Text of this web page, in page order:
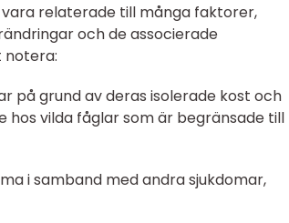
relaterade till många faktorer,
och de associerade
notera:
på grund av deras isolerade kost och
vilda fåglar som är begränsade till
i samband med andra sjukdomar,